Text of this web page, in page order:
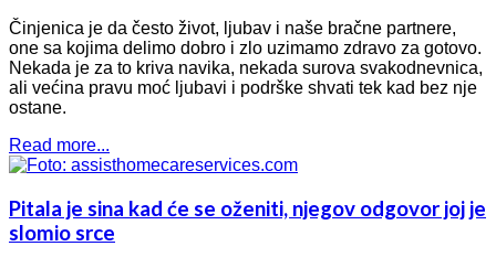
Činjenica je da često život, ljubav i naše bračne partnere,
one sa kojima delimo dobro i zlo uzimamo zdravo za gotovo.
Nekada je za to kriva navika, nekada surova svakodnevnica,
ali većina pravu moć ljubavi i podrške shvati tek kad bez nje
ostane.
Read more...
Pitala je sina kad će se oženiti, njegov odgovor joj je
slomio srce